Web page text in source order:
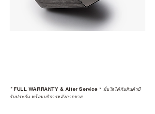
*FULL WARRANTY & After Service * มั่นใจได้กับสินค้ามี
รับประกัน พร้อมบริการหลังการขาย